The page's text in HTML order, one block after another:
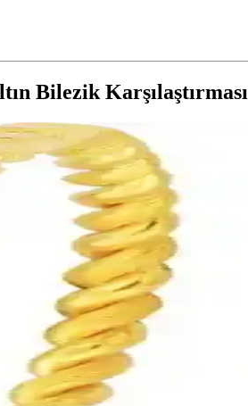
Bilezik Karşılaştırması